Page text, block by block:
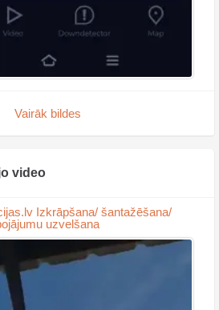
Vairāk bildes
video
Izkrāpšana/ šantažēšana/
uzvelšana